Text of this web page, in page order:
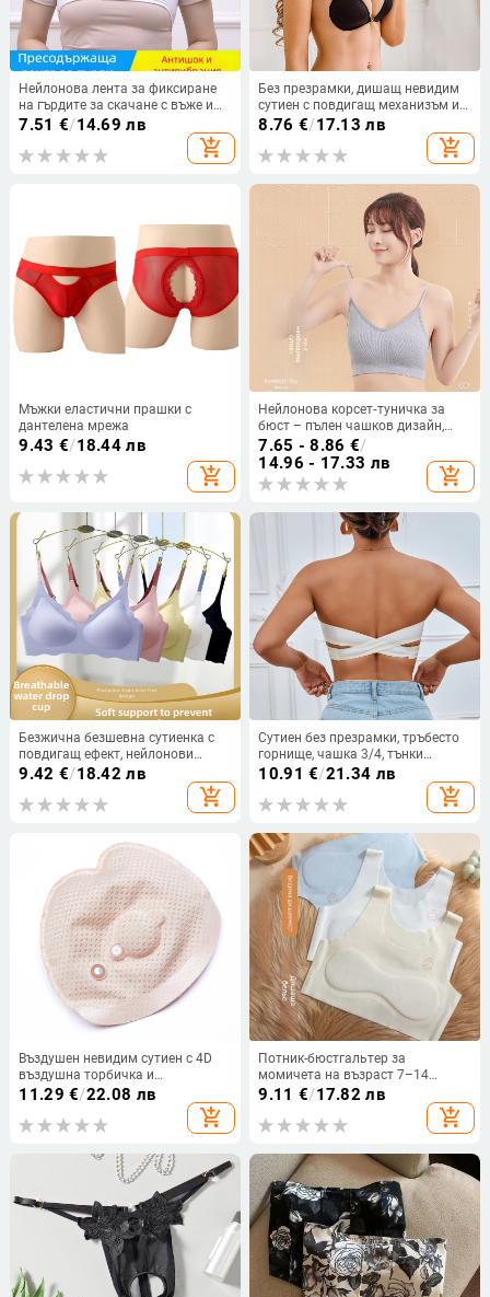
Нейлонова лента за фиксиране
на гърдите за скачане с въже и
тичане, висока еластичност,
регулирана дишаща лента за
гърди, ударопоглъщащ дизайн
7.51 €/14.69 лв
add_shopping_cart
Без презрамки, дишащ невидим
сутиен с повдигащ механизъм и
сватбена рокля, силиконов
сутиен, неплъзгащ се пластир за
гърди, пластир за гърди
8.76 €/17.13 лв
add_shopping_cart
Мъжки еластични прашки с
дантелена мрежа
9.43 €/18.44 лв
add_shopping_cart
Нейлонова корсет‑туничка за
бюст – пълен чашков дизайн,
тънки чашки, секси гръб, основна
материя 92% найлон, за младежи
18–40
7.65 - 8.86 €/
14.96 - 17.33 лв
add_shopping_cart
Безжична безшевна сутиенка с
повдигащ ефект, нейлонови
формовани чаши, двойни
фиксирани презрамки, задно
закопчаване с четири реда куки,
9.42 €/18.42 лв
add_shopping_cart
Сутиен без презрамки, тръбесто
горнище, чашка 3/4, тънки
оформени чаши, Nylon плат
10.91 €/21.34 лв
add_shopping_cart
Въздушен невидим сутиен с 4D
въздушна торбичка и
триизмерна въздушна подложка
за бюст, сваляем регулируем
аксесоар за бельо
11.29 €/22.08 лв
add_shopping_cart
Потник-бюстгальтер за
момичета на възраст 7–14
години, Фаза 1
9.11 €/17.82 лв
add_shopping_cart